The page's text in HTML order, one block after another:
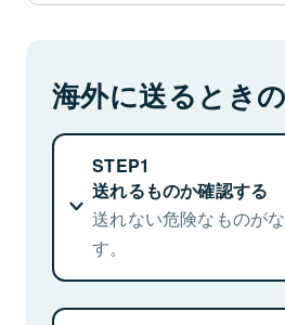
書類の内容品と
国際輸送
海外に送るとき
STEP1
送れるものか確認する
送れない危険なものが
す。